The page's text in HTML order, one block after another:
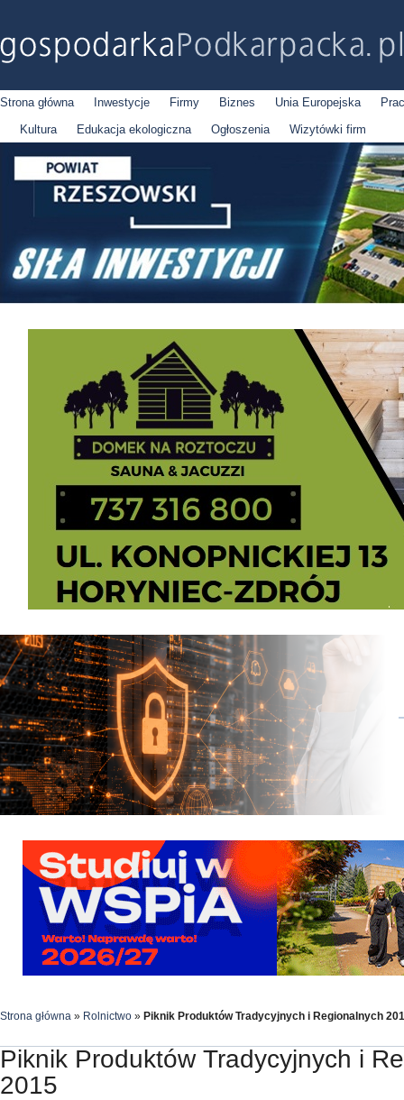
Strona główna Inwestycje Firmy Biznes Unia Europejska
Kultura
Edukacja ekologiczna Ogłoszenia Wizytówki firm
Strona główna » Rolnictwo » Piknik Produktów Tradycyjnych i Regionalnych
Piknik Produktów Tradycyjnych i
2015